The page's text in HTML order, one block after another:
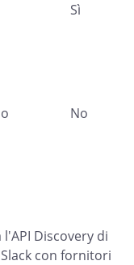
Sì
No
Discovery di
con fornitori